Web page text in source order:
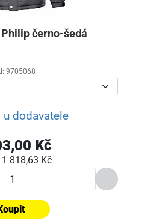
černo-šedá
9705068
u dodavatele
Kč
1 818,63 Kč